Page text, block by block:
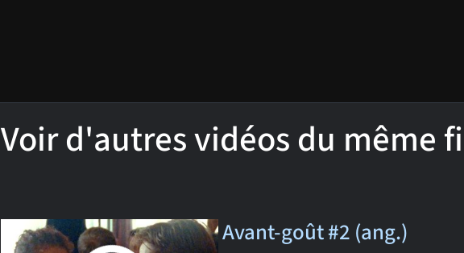
Voir d'autres vidéos du même
Avant-goût #2 (ang.)